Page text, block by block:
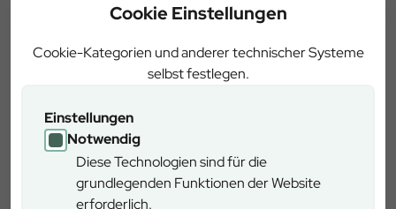
Cookie Einstellungen
Cookie-Kategorien und anderer technischer Systeme
selbst festlegen.
Einstellungen
Notwendig
Diese Technologien sind für die
grundlegenden Funktionen der Website
erforderlich.
mehrfach ausgezeichnet – für
innovative Tourismusqualität. Unsere
Preise und Siegel stehen für ein
Menschen offensteht.